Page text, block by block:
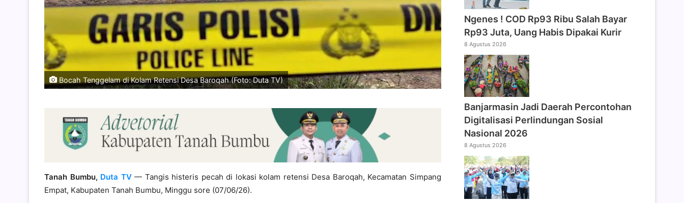
Bocah Tenggelam di Kolam Retensi Desa Baroqah (Foto: Duta TV)
Tanah Bumbu, Duta TV— Tangis histeris pecah di lokasi kolam retensi Desa Baroqah, Kecamatan Simpang
Empat, Kabupaten Tanah Bumbu, Minggu sore (07/06/26).
Ngenes ! COD Rp93 Ribu Salah Bayar
Rp93 Juta, Uang Habis Dipakai Kurir
8 Agustus 2026
Banjarmasin Jadi Daerah Percontohan
Digitalisasi Perlindungan Sosial
Nasional 2026
8 Agustus 2026